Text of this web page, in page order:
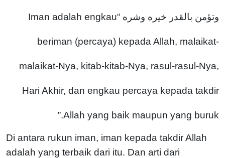
وتؤمن بالقدر خيره وشره “Iman adalah engkau
beriman (percaya) kepada Allah, malaikat-
malaikat-Nya, kitab-kitab-Nya, rasul-rasul-Nya,
Hari Akhir, dan engkau percaya kepada takdir
Allah yang baik maupun yang buruk.”
Di antara rukun iman, iman kepada takdir Allah
adalah yang terbaik dari itu. Dan arti dari